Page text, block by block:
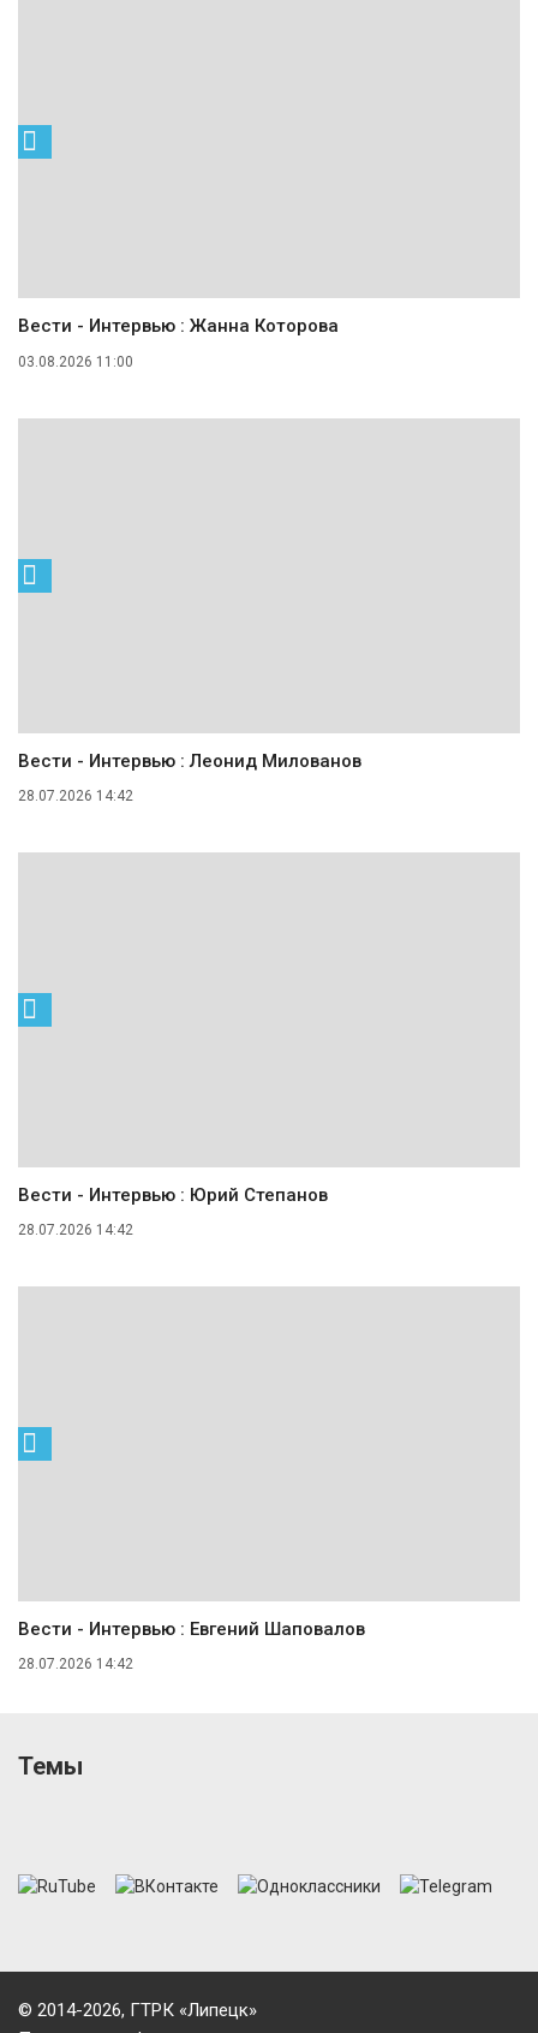
Вести - Интервью : Жанна Которова
03.08.2026 11:00
Вести - Интервью : Леонид Милованов
28.07.2026 14:42
Вести - Интервью : Юрий Степанов
28.07.2026 14:42
Вести - Интервью : Евгений Шаповалов
28.07.2026 14:42
Темы
© 2014-2026, ГТРК «Липецк»